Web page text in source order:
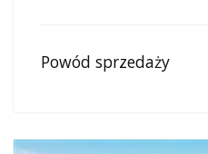
Powód sprzedaży